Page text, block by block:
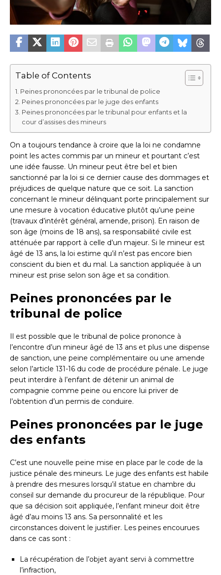
Table of Contents
Peines prononcées par le tribunal de police
Peines prononcées par le juge des enfants
Peines prononcées par le tribunal pour enfants et la
cour d’assises des mineurs
On a toujours tendance à croire que la loi ne condamne
point les actes commis par un mineur et pourtant c’est
une idée fausse. Un mineur peut être bel et bien
sanctionné par la loi si ce dernier cause des dommages et
préjudices de quelque nature que ce soit. La sanction
concernant le mineur délinquant porte principalement sur
une mesure à vocation éducative plutôt qu’une peine
(travaux d’intérêt général, amende, prison). En raison de
son âge (moins de 18 ans), sa responsabilité civile est
atténuée par rapport à celle d’un majeur. Si le mineur est
âgé de 13 ans, la loi estime qu’il n’est pas encore bien
conscient du bien et du mal. La sanction appliquée à un
mineur est prise selon son âge et sa condition.
Peines prononcées par le
tribunal de police
Il est possible que le tribunal de police prononce à
l’encontre d’un mineur âgé de 13 ans et plus une dispense
de sanction, une peine complémentaire ou une amende
selon l’article 131-16 du code de procédure pénale. Le juge
peut interdire à l’enfant de détenir un animal de
compagnie comme peine ou encore lui priver de
l’obtention d’un permis de conduire.
Peines prononcées par le juge
des enfants
C’est une nouvelle peine mise en place par le code de la
justice pénale des mineurs. Le juge des enfants est habile
à prendre des mesures lorsqu’il statue en chambre du
conseil sur demande du procureur de la république. Pour
que sa décision soit appliquée, l’enfant mineur doit être
âgé d’au moins 13 ans. Sa personnalité et les
circonstances doivent le justifier. Les peines encourues
dans ce cas sont :
La récupération de l’objet ayant servi à commettre
l’infraction,